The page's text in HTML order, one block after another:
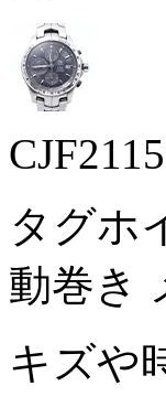
タグホ
動巻き
キズや